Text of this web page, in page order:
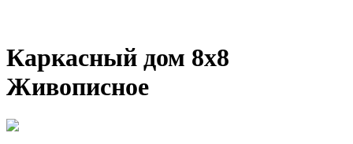
Каркасный дом 8х8
Живописное